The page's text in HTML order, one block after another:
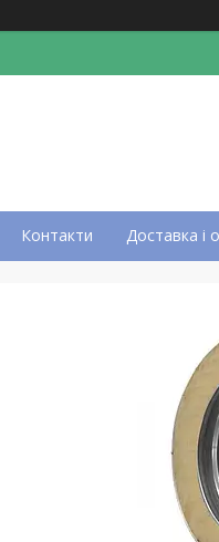
Контакти Доставка і